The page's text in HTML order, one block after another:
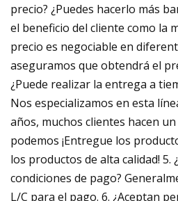
precio? ¿Puedes hacerlo más
el beneficio del cliente como la
precio es negociable en
aseguramos que obtendrá el
¿Puede realizar la entrega a
Nos especializamos en esta
años, muchos clientes hacen
podemos ¡Entregue los
los productos de alta calidad! 5.
condiciones de pago?
L/C para el pago. 6. ¿Aceptan